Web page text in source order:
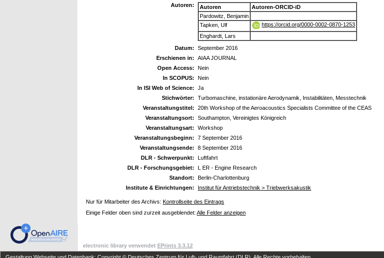
Autoren:
Autoren
Autoren-ORCID-iD
Pardowitz, Benjamin
Tapken, Ulf
https://orcid.org/0000-0002-0870-1253
Enghardt, Lars
Datum:
September 2016
Erschienen in:
AIAA JOURNAL
Open Access:
Nein
In SCOPUS:
Nein
In ISI Web of Science:
Ja
Stichwörter:
Turbomaschine, instationäre Aerodynamik, Instabilitäten, Messtechnik
Veranstaltungstitel:
20th Workshop of the Aeroacoustics Specialists Committee of the CEAS
Veranstaltungsort:
Southampton, Vereinigtes Königreich
Veranstaltungsart:
Workshop
Veranstaltungsbeginn:
7 September 2016
Veranstaltungsende:
8 September 2016
DLR - Schwerpunkt:
Luftfahrt
DLR - Forschungsgebiet:
L ER - Engine Research
Standort:
Berlin-Charlottenburg
Institute & Einrichtungen:
Institut für Antriebstechnik > Triebwerksakustik
Nur für Mitarbeiter des Archivs: Kontrollseite des Eintrags
Einige Felder oben sind zurzeit ausgeblendet: Alle Felder anzeigen
electronic library verwendet EPrints 3.3.12